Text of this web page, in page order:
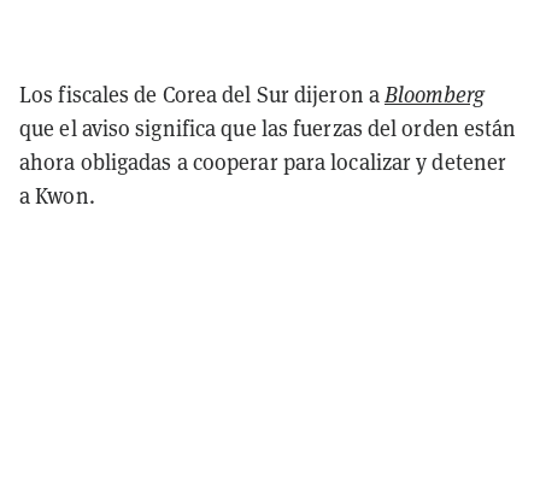
Los fiscales de Corea del Sur dijeron aBloomberg
que el aviso significa que las fuerzas del orden están
ahora obligadas a cooperar para localizar y detener
a Kwon.